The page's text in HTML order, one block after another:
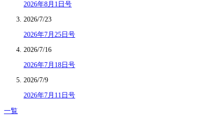
2026年8月1日号
2026/7/23
2026年7月25日号
2026/7/16
2026年7月18日号
2026/7/9
2026年7月11日号
一覧